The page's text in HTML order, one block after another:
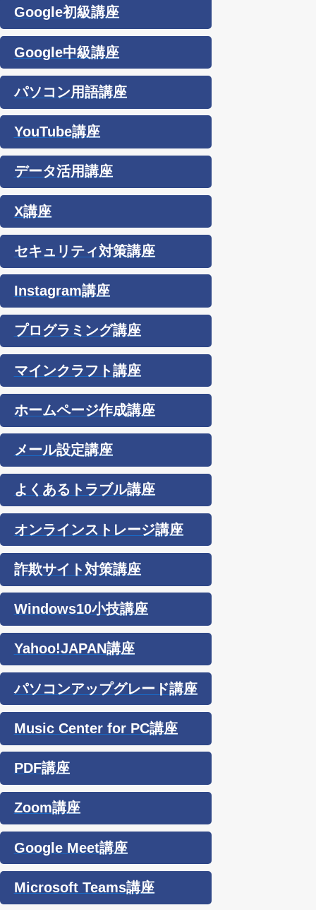
Google初級講座
Google中級講座
パソコン用語講座
YouTube講座
データ活用講座
X講座
セキュリティ対策講座
Instagram講座
プログラミング講座
マインクラフト講座
ホームページ作成講座
メール設定講座
よくあるトラブル講座
オンラインストレージ講座
詐欺サイト対策講座
Windows10小技講座
Yahoo!JAPAN講座
パソコンアップグレード講座
Music Center for PC講座
PDF講座
Zoom講座
Google Meet講座
Microsoft Teams講座